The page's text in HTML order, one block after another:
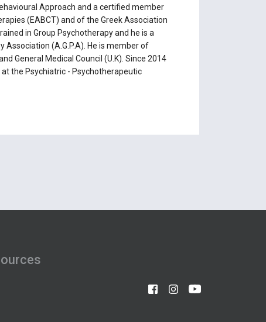
Approach and a certified member
(EABCT) and of the Greek Association
in Group Psychotherapy and he is a
(A.G.P.A). He is member of
General Medical Council (U.K). Since 2014
the Psychiatric - Psychotherapeutic